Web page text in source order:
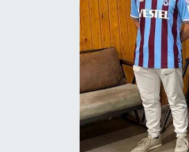
English News
Flaş Haber
Gayrimenkul